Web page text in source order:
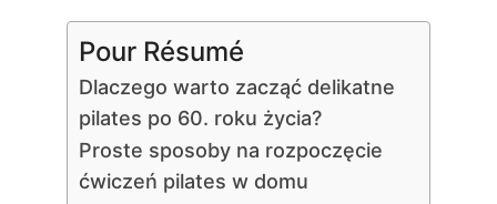
Pour Résumé
Dlaczego warto zacząć delikatne
pilates po 60. roku życia?
Proste sposoby na rozpoczęcie
ćwiczeń pilates w domu